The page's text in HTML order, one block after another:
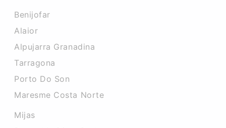
Benijofar
Alaior
Alpujarra Granadina
Tarragona
Porto Do Son
Maresme Costa Norte
Mijas